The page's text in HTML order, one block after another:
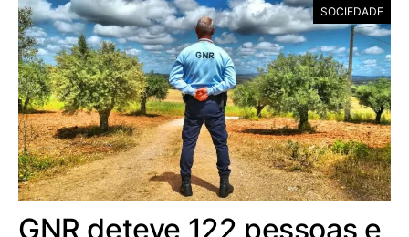
SOCIEDADE
GNR deteve 122 pessoas e